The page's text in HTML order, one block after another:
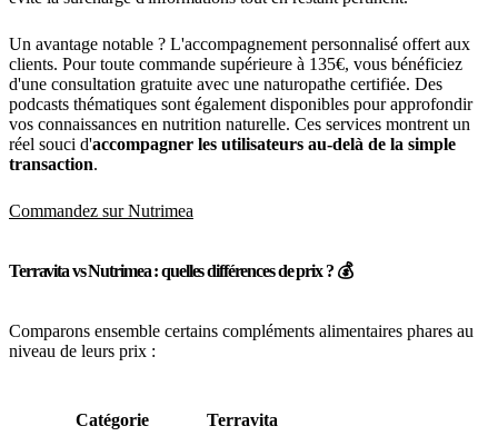
Un avantage notable ? L'accompagnement personnalisé offert aux
clients. Pour toute commande supérieure à 135€, vous bénéficiez
d'une consultation gratuite avec une naturopathe certifiée. Des
podcasts thématiques sont également disponibles pour approfondir
vos connaissances en nutrition naturelle. Ces services montrent un
réel souci d'accompagner les utilisateurs au-delà de la simple
transaction.
Commandez sur Nutrimea
Terravita vs Nutrimea : quelles différences de prix ? 💰
Comparons ensemble certains compléments alimentaires phares au
niveau de leurs prix :
Catégorie Terravita